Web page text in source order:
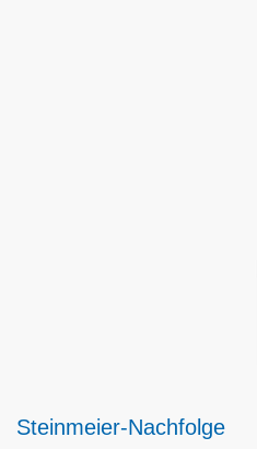
Steinmeier-Nachfolge